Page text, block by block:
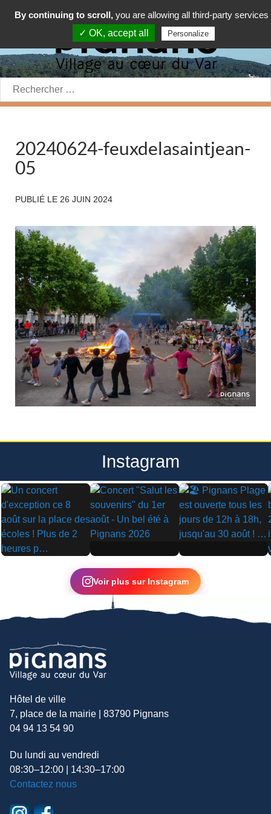
Rechercher:
20240624-feuxdelasaintjean-
05
PUBLIÉ LE 26 JUIN 2024
Instagram
▶
▶ ▶
Voir plus sur Instagram
Hôtel de ville
7, place de la mairie | 83790 Pignans
04 94 13 54 90
Du lundi au vendredi
08:30–12:00 | 14:30–17:00
Contactez nous
By continuing to scroll, you are allowing all third-party services
✓ OK, accept all
Personalize